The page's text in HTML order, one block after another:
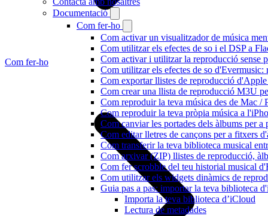
Documentació
Com fer-ho
Com activar un visualitzador de música
Com utilitzar els efectes de so i el DSP a
Com activar i utilitzar la reproducció sense
Com utilitzar els efectes de so
Com exportar llistes de reproducció
Com crear una llista de reproducció M3U
Com reproduir la teva música des de
Com reproduir la teva pròpia música a
Com canviar les portades dels àlbums per
Com editar lletres de cançons per a fitxers
Com transferir la teva biblioteca musical
Com arxivar (ZIP) llistes de reproducció,
Com fer scrobble del teu historial musical
Com utilitzar els widgets dinàmics de
Guia pas a pas: importar la teva biblioteca
Importa la teva biblioteca d’iCloud
Lectura de metadades
Com fer-ho